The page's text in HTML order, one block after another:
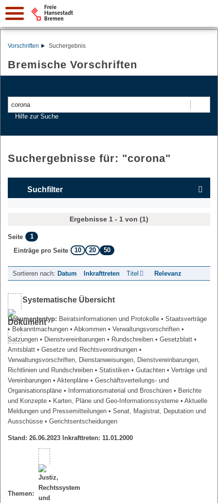
Vorschriften Suchergebnis
Bremische Vorschriften
Hilfe zur Suche
Suchergebnisse für: "corona"
Suchfilter
Ergebnisse 1 - 1 von (1)
Seite
1
Einträge pro Seite
10 20 50
Sortieren nach: Datum Inkrafttreten Titel Relevanz
Systematische Übersicht
Dokumententyp: Beiratsinformationen und Protokolle • Staatsverträge
• Bekanntmachungen • Abkommen • Verwaltungsvorschriften •
Satzungen • Dienstvereinbarungen • Rundschreiben • Gesetzblatt •
Amtsblatt • Gesetze und Rechtsverordnungen •
Verwaltungsvorschriften, Dienstanweisungen, Dienstvereinbarungen,
Richtlinien und Rundschreiben • Statistiken • Gutachten • Verträge und
Vereinbarungen • Aktenpläne • Geschäftsverteilungs- und
Organisationspläne • Informationsmaterial und Broschüren • Berichte
und Konzepte • Karten, Pläne und Geo-Informationssysteme • Aktuelle
Meldungen und Pressemitteilungen • Senat, Magistrat, Deputation und
Ausschüsse • Gerichtsentscheidungen
Stand: 26.06.2023 Inkrafttreten: 11.01.2000
Themen: